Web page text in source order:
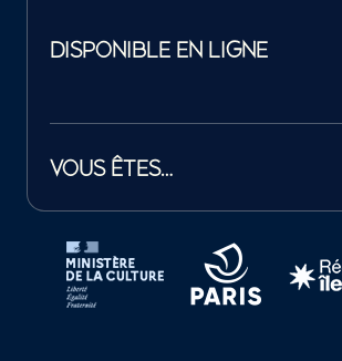
DISPONIBLE EN LIGNE
VOUS ÊTES…
Tutelles et mécènes de la Philharmonie de Paris